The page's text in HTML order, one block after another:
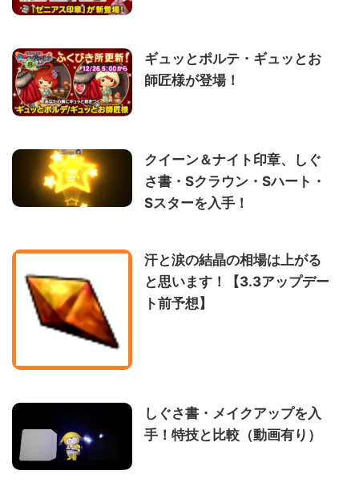
ギュッとポルテ・ギュッとお
師匠様が登場！
クイーン＆ナイト印章、しぐ
さ書・Sクラウン・Sハート・
Sスターを入手！
汗と涙の結晶の相場は上がる
と思います！【3.3アップデー
ト前予想】
しぐさ書・メイクアップを入
手！特技と比較（動画有り）